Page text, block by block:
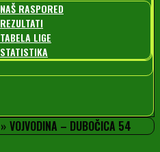
NAŠ RASPORED
REZULTATI
TABELA LIGE
STATISTIKA
VOJVODINA – DUBOČICA 54